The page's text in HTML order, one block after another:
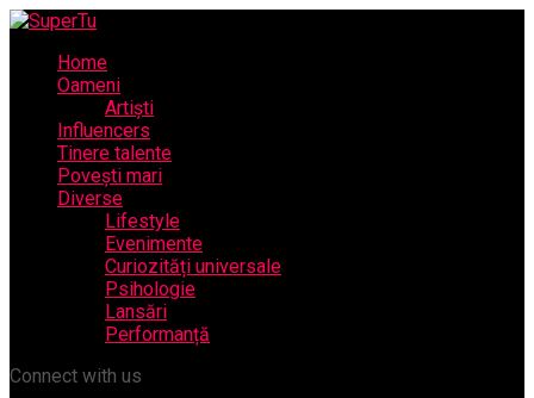
Home
Oameni
Artiști
Influencers
Tinere talente
Povești mari
Diverse
Lifestyle
Evenimente
Curiozități universale
Psihologie
Lansări
Performanță
Connect with us